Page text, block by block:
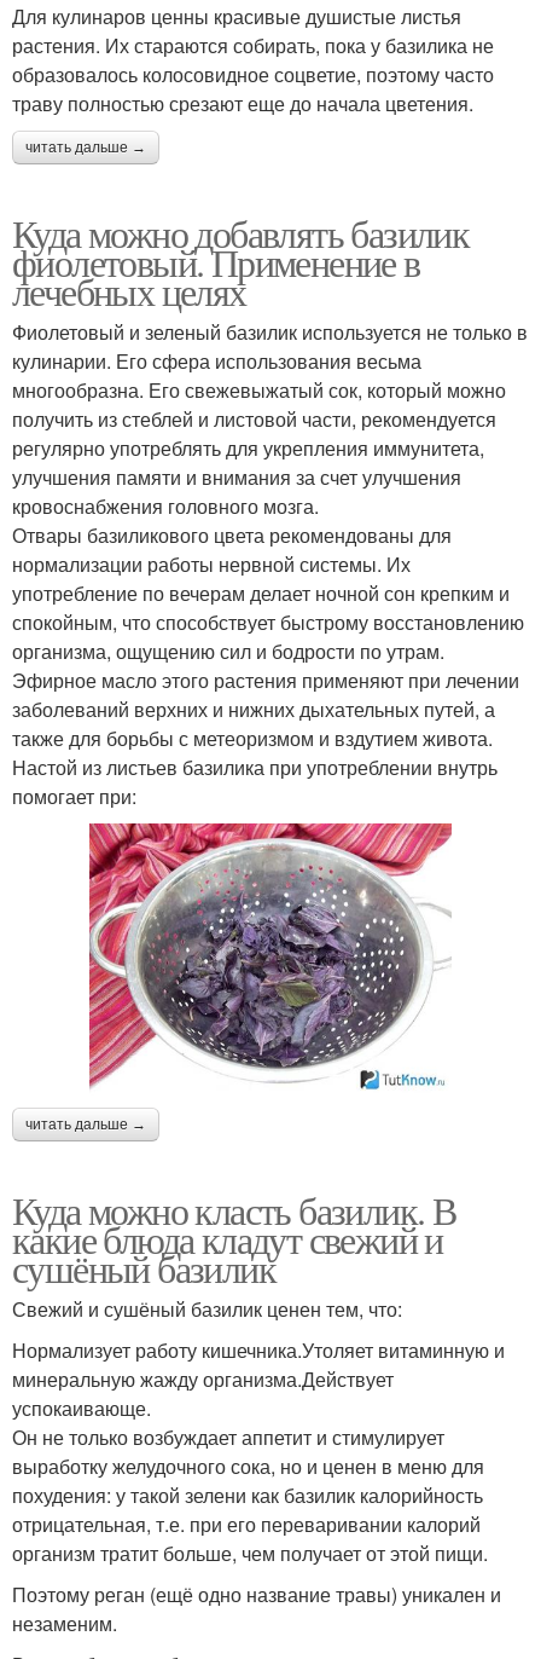
Для кулинаров ценны красивые душистые листья
растения. Их стараются собирать, пока у базилика не
образовалось колосовидное соцветие, поэтому часто
траву полностью срезают еще до начала цветения.
читать дальше →
Куда можно добавлять базилик
фиолетовый. Применение в
лечебных целях
Фиолетовый и зеленый базилик используется не только в
кулинарии. Его сфера использования весьма
многообразна. Его свежевыжатый сок, который можно
получить из стеблей и листовой части, рекомендуется
регулярно употреблять для укрепления иммунитета,
улучшения памяти и внимания за счет улучшения
кровоснабжения головного мозга.
Отвары базиликового цвета рекомендованы для
нормализации работы нервной системы. Их
употребление по вечерам делает ночной сон крепким и
спокойным, что способствует быстрому восстановлению
организма, ощущению сил и бодрости по утрам.
Эфирное масло этого растения применяют при лечении
заболеваний верхних и нижних дыхательных путей, а
также для борьбы с метеоризмом и вздутием живота.
Настой из листьев базилика при употреблении внутрь
помогает при:
читать дальше →
Куда можно класть базилик. В
какие блюда кладут свежий и
сушёный базилик
Свежий и сушёный базилик ценен тем, что:
Нормализует работу кишечника.Утоляет витаминную и
минеральную жажду организма.Действует
успокаивающе.
Он не только возбуждает аппетит и стимулирует
выработку желудочного сока, но и ценен в меню для
похудения: у такой зелени как базилик калорийность
отрицательная, т.е. при его переваривании калорий
организм тратит больше, чем получает от этой пищи.
Поэтому реган (ещё одно название травы) уникален и
незаменим.